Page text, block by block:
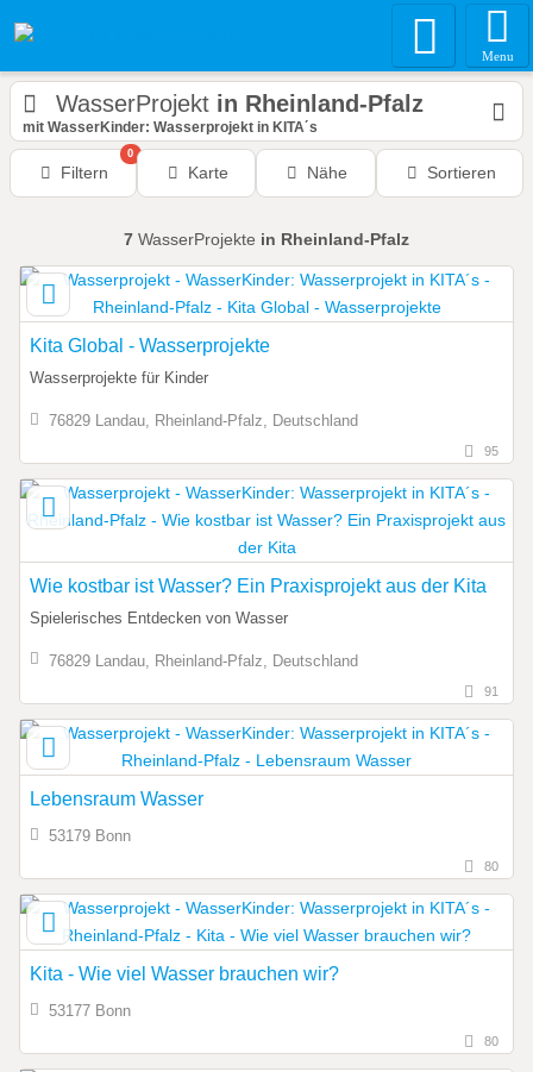
Menu
WasserProjekt in Rheinland-Pfalz
mit WasserKinder: Wasserprojekt in KITA´s
Filtern
0
Karte Nähe Sortieren
7 WasserProjekte in Rheinland-Pfalz
Kita Global - Wasserprojekte
Wasserprojekte für Kinder
76829 Landau, Rheinland-Pfalz, Deutschland
95
Wie kostbar ist Wasser? Ein Praxisprojekt aus der Kita
Spielerisches Entdecken von Wasser
76829 Landau, Rheinland-Pfalz, Deutschland
91
Lebensraum Wasser
53179 Bonn
80
Kita - Wie viel Wasser brauchen wir?
53177 Bonn
80